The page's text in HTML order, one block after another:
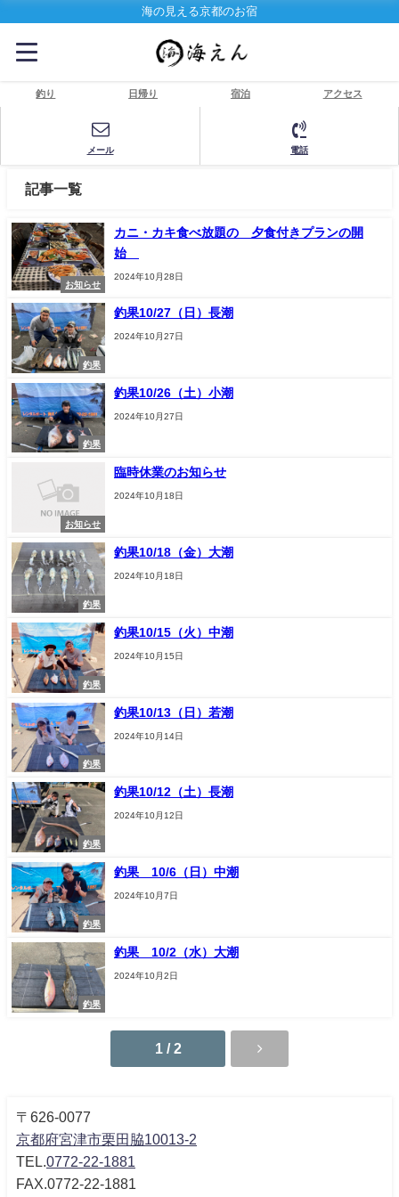
海の見える京都のお宿
釣り 日帰り 宿泊 アクセス
メール 電話
記事一覧
お知らせ
カニ・カキ食べ放題の 夕食付きプランの開
始
2024年10月28日
釣果
釣果10/27（日）長潮
2024年10月27日
釣果
釣果10/26（土）小潮
2024年10月27日
お知らせ
臨時休業のお知らせ
2024年10月18日
釣果
釣果10/18（金）大潮
2024年10月18日
釣果
釣果10/15（火）中潮
2024年10月15日
釣果
釣果10/13（日）若潮
2024年10月14日
釣果
釣果10/12（土）長潮
2024年10月12日
釣果
釣果 10/6（日）中潮
2024年10月7日
釣果
釣果 10/2（水）大潮
2024年10月2日
1 / 2
〒626-0077
京都府宮津市栗田脇10013-2
TEL. 0772-22-1881
FAX.0772-22-1881